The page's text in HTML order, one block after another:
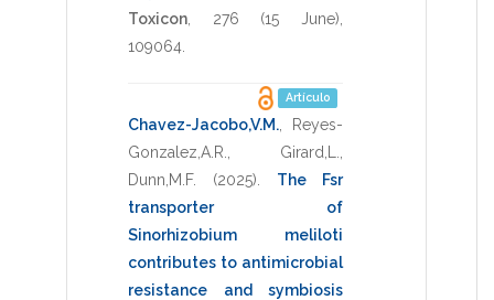
Toxicon
276 (15 June),
109064
Artículo
Chavez-Jacobo,V.M.
Reyes-
Gonzalez,A.R.
Girard,L.
Dunn,M.F.
(2025)
The Fsr
transporter of
Sinorhizobium meliloti
contributes to antimicrobial
resistance and symbiosis